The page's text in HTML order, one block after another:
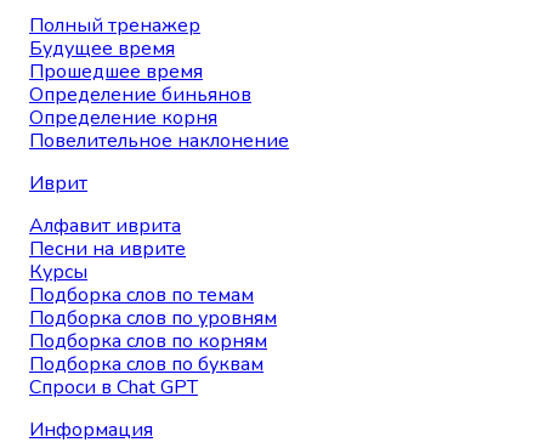
Полный тренажер
Будущее время
Прошедшее время
Определение биньянов
Определение корня
Повелительное наклонение
Иврит
Алфавит иврита
Песни на иврите
Курсы
Подборка слов по темам
Подборка слов по уровням
Подборка слов по корням
Подборка слов по буквам
Спроси в Chat GPT
Информация